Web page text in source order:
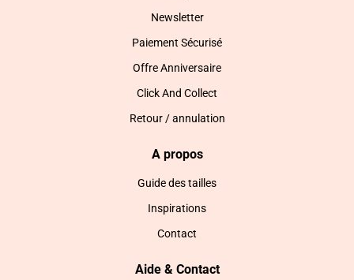
Newsletter
Paiement Sécurisé
Offre Anniversaire
Click And Collect
Retour / annulation
A propos
Guide des tailles
Inspirations
Contact
Aide & Contact